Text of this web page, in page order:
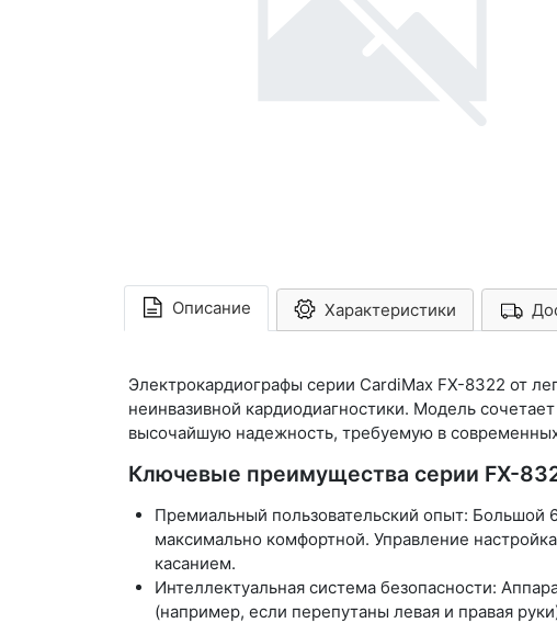
Описание Характеристики Арконт-Мед
Электрокардиографы серии CardiMax FX-8322 от
неинвазивной кардиодиагностики. Модель
высочайшую надежность, требуемую в
Ключевые преимущества серии FX-
Премиальный пользовательский опыт: Большой
максимально комфортной. Управление
касанием.
Интеллектуальная система безопасности:
(например, если перепутаны левая и правая